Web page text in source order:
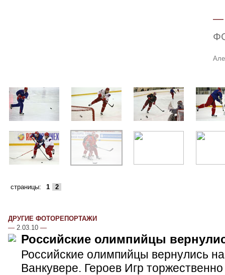
страницы: 1 2
ДРУГИЕ ФОТОРЕПОРТАЖИ
— 2.03.10 —
Российские олимпийцы
Российские олимпийцы вернулись
Ванкувере. Героев Игр